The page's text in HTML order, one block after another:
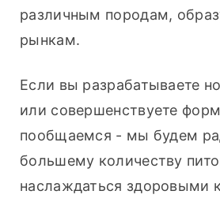
различным породам,
рынкам.
Если вы разрабатываете
или совершенствуете
пообщаемся - мы будем
большему количеству
наслаждаться здоровыми